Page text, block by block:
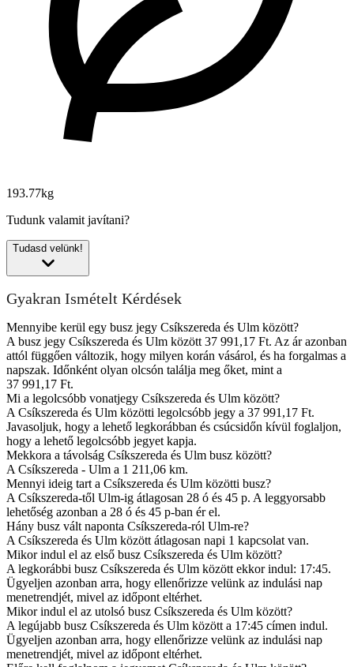
193.77kg
Tudunk valamit javítani?
Tudasd velünk!
Gyakran Ismételt Kérdések
Mennyibe kerül egy busz jegy Csíkszereda és Ulm között?
A busz jegy Csíkszereda és Ulm között 37 991,17 Ft. Az ár azonban
attól függően változik, hogy milyen korán vásárol, és ha forgalmas a
napszak. Időnként olyan olcsón találja meg őket, mint a
37 991,17 Ft.
Mi a legolcsóbb vonatjegy Csíkszereda és Ulm között?
A Csíkszereda és Ulm közötti legolcsóbb jegy a 37 991,17 Ft.
Javasoljuk, hogy a lehető legkorábban és csúcsidőn kívül foglaljon,
hogy a lehető legolcsóbb jegyet kapja.
Mekkora a távolság Csíkszereda és Ulm busz között?
A Csíkszereda - Ulm a 1 211,06 km.
Mennyi ideig tart a Csíkszereda és Ulm közötti busz?
A Csíkszereda-től Ulm-ig átlagosan 28 ó és 45 p. A leggyorsabb
lehetőség azonban a 28 ó és 45 p-ban ér el.
Hány busz vált naponta Csíkszereda-ról Ulm-re?
A Csíkszereda és Ulm között átlagosan napi 1 kapcsolat van.
Mikor indul el az első busz Csíkszereda és Ulm között?
A legkorábbi busz Csíkszereda és Ulm között ekkor indul: 17:45.
Ügyeljen azonban arra, hogy ellenőrizze velünk az indulási nap
menetrendjét, mivel az időpont eltérhet.
Mikor indul el az utolsó busz Csíkszereda és Ulm között?
A legújabb busz Csíkszereda és Ulm között a 17:45 címen indul.
Ügyeljen azonban arra, hogy ellenőrizze velünk az indulási nap
menetrendjét, mivel az időpont eltérhet.